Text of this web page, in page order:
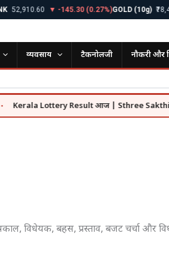
52,910.60 ▼ -145.30 (0.27%)GOLD (10g)
व्यवसाय टैकनोलजी नौकरी और
Kerala Lottery Result आज | Sthree Sakthi SS-
विधेयक, बहस, प्रस्ताव, बजट चर्चा और